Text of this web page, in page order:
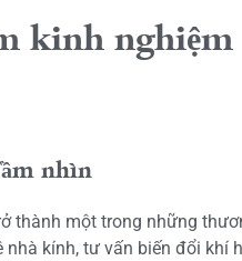
kinh nghiệm
nhìn
thành một trong những
nhà kính, tư vấn biến đổi khí